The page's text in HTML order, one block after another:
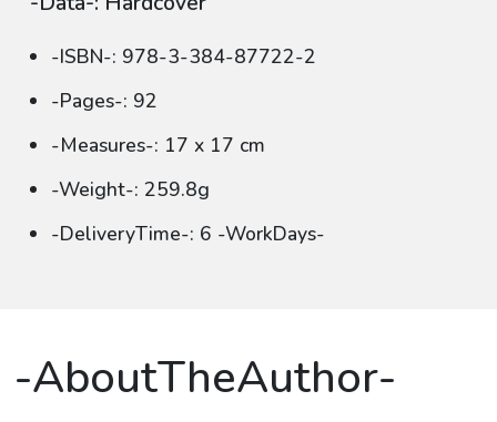
-ISBN-: 978-3-384-87722-2
-Pages-: 92
-Measures-: 17 x 17 cm
-Weight-: 259.8g
-DeliveryTime-: 6 -WorkDays-
-AboutTheAuthor-